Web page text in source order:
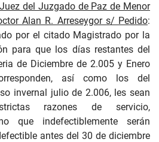
del Juzgado de Paz de Menor
Alan R. Arreseygor s/ Pedido:
por el citado Magistrado por la
para que los días restantes del
de Diciembre de 2.005 y Enero
así como los del
invernal julio de 2.006, les sean
razones de servicio,
que indefectiblemente serán
antes del 30 de diciembre